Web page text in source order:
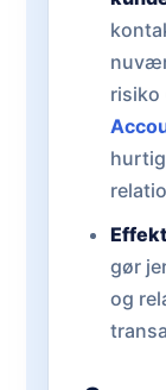
risiko
gør
og